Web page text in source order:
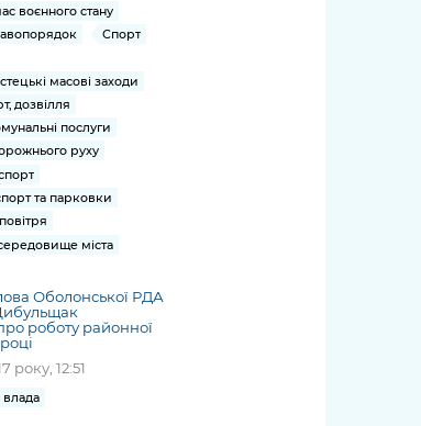
воєнного стану
Спорт
масові заходи
дозвілля
послуги
руху
та парковки
міста
Оболонської РДА
роботу районної
року, 12:51
влада